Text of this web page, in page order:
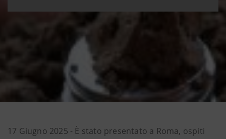
17 Giugno 2025 - È stato presentato a Roma, ospiti